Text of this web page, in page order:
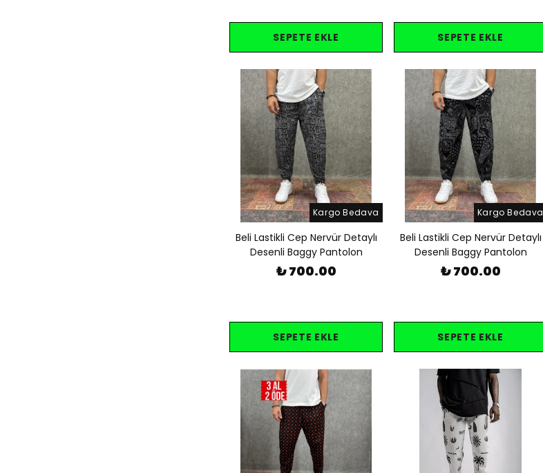
SEPETE EKLE SEPETE EKLE
Kargo Bedava
Beli Lastikli Cep Nervür Detaylı
Desenli Baggy Pantolon
₺ 700.00
SEPETE EKLE
Kargo Bedava
Beli Lastikli Cep Nervür Detaylı
Desenli Baggy Pantolon
₺ 700.00
SEPETE EKLE